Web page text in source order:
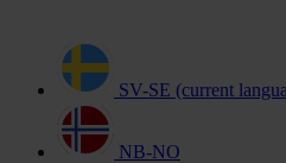
SV-SE (current
NB-NO